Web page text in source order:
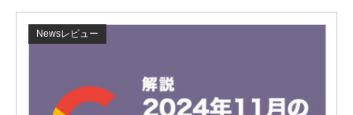
Newsレビュー